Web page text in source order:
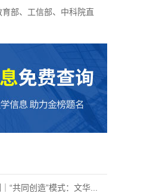
部、工信部、中科院直
“共同创造”模式：文华...